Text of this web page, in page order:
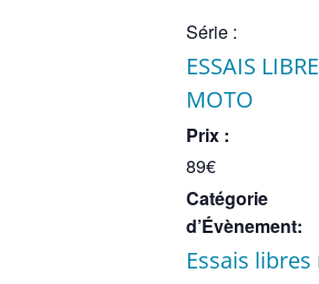
Série :
ESSAIS
MOTO
Prix :
89€
Catégorie
d’Évènement:
Essais